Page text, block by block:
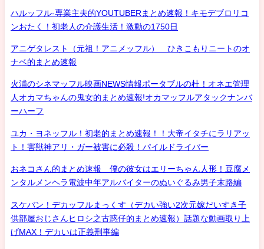
ハルッフル-専業主夫的YOUTUBERまとめ速報！キモデブロリコ
ンおたく！初老人の介護生活！激動の1750日
アニゲタレスト（元祖！アニメッフル） ひきこもりニートのオ
ナベ的まとめ速報
火浦のシネマッフル映画NEWS情報ポータブルの杜！オネエ管理
人オカマちゃんの鬼女的まとめ速報!オカマッフルアタックナンバ
ーハーフ
ユカ・ヨネッフル！初老的まとめ速報！！大帝イタチにラリアッ
ト！害獣神アリ・ガー被害に必殺！パイルドライバー
おネコさん的まとめ速報 僕の彼女はエリーちゃん人形！豆腐メ
ンタルメンヘラ電波中年アルバイターのぬいぐるみ男子末路編
スケバン！デカッフルまっくす（デカい強い2次元嫁だいすき子
供部屋おじさんヒロシ之古惑仔的まとめ速報）話題な動画取り上
げMAX！デカいは正義刑事編